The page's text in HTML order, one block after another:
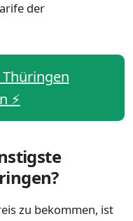
der
Thüringen
⚡️
zu bekommen, ist